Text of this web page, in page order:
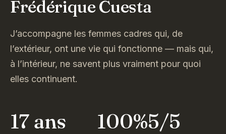
Frédérique Cuesta
J’accompagne les femmes cadres qui, de
l’extérieur, ont une vie qui fonctionne — mais qui,
à l’intérieur, ne savent plus vraiment pour quoi
elles continuent.
17 ans 100%5/5